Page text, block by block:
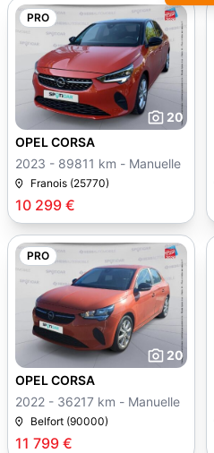
PRO
20
10 299 €
OPEL CORSA
2023 - 89811 km - Manuelle
Franois (25770)
PRO
20
11 799 €
OPEL CORSA
2022 - 36217 km - Manuelle
Belfort (90000)